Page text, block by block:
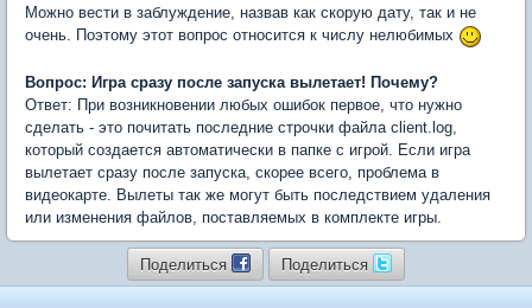
Можно вести в заблуждение, назвав как скорую дату, так и не
очень. Поэтому этот вопрос относится к числу нелюбимых
Вопрос: Игра сразу после запуска вылетает! Почему?
Ответ: При возникновении любых ошибок первое, что нужно
сделать - это почитать последние строчки файла client.log,
который создается автоматически в папке с игрой. Если игра
вылетает сразу после запуска, скорее всего, проблема в
видеокарте. Вылеты так же могут быть последствием удаления
или изменения файлов, поставляемых в комплекте игры.
Поделиться Поделиться